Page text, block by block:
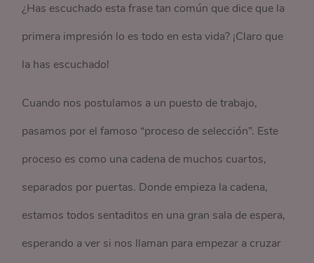
¿Has escuchado esta frase tan común que dice que la
primera impresión lo es todo en esta vida? ¡Claro que
la has escuchado!
Cuando nos postulamos a un puesto de trabajo,
pasamos por el famoso “proceso de selección”. Este
proceso es como una cadena de muchos cuartos,
separados por puertas. Donde empieza la cadena,
estamos todos sentaditos en una gran sala de espera,
esperando a ver si nos llaman para empezar a cruzar